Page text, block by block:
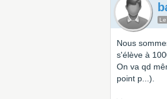
Nous
s'élève à
On va qd
point p...).